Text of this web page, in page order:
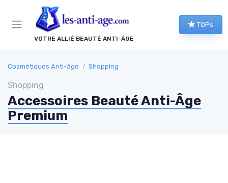
VOTRE ALLIÉ BEAUTÉ ANTI-ÂGE
TOPs
Cosmétiques Anti-âge Shopping
Shopping
Accessoires Beauté Anti-Âge
Premium
Panneau de gestion des cookies